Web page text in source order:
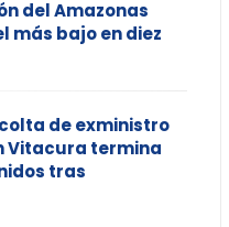
del Amazonas
más bajo en diez
de exministro
Vitacura termina
tras